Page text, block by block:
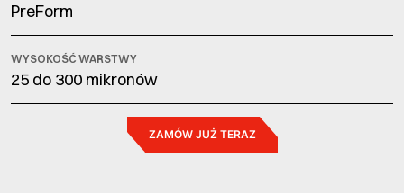
PreForm
WYSOKOŚĆ WARSTWY
25 do 300 mikronów
ZAMÓW JUŻ TERAZ